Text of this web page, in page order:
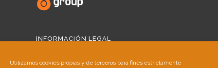
Utilizamos cookies propias y de terceros para fines estrictamente
INFORMACIÓN LEGAL